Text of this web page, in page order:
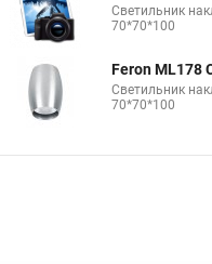
Светильник
70*70*100
Feron ML178
Светильник
70*70*100